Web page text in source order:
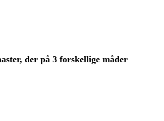
der på 3 forskellige måder